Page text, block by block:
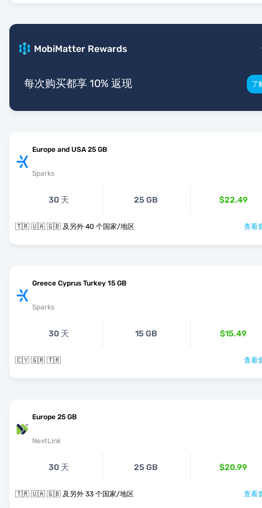
MobiMatter Rewards
每次购买都享 10% 返现 了
Europe and USA 25 GB
Sparks
30 天 25 GB $22.49
🇹🇷 🇺🇦 🇬🇧 及另外 40 个国家/地区 查看
Greece Cyprus Turkey 15 GB
Sparks
30 天 15 GB $15.49
🇨🇾 🇬🇷 🇹🇷 查看
Europe 25 GB
NextLink
30 天 25 GB $20.99
🇹🇷 🇺🇦 🇬🇧 及另外 33 个国家/地区 查看